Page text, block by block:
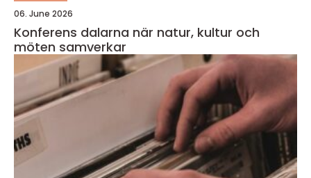
06. June 2026
Konferens dalarna när natur, kultur och
möten samverkar